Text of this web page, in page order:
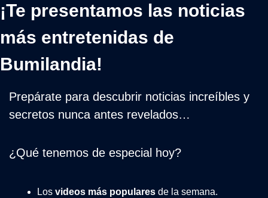
¡Te presentamos las noticias
más entretenidas de
Bumilandia!
Prepárate para descubrir noticias increíbles y
secretos nunca antes revelados…
¿Qué tenemos de especial hoy?
Los videos más populares de la semana.